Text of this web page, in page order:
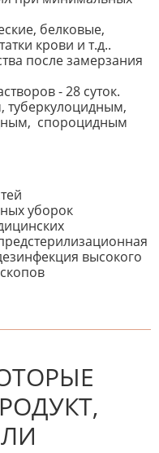
белковые,
крови и т.д..
после замерзания
- 28 суток.
туберкулоцидным,
спороцидным
уборок
высокого